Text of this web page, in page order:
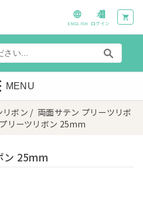
ログイン
ENGLISH
MENU
リボン / 両面サテン プリーツリボ
リーツリボン 25mm
ン 25mm